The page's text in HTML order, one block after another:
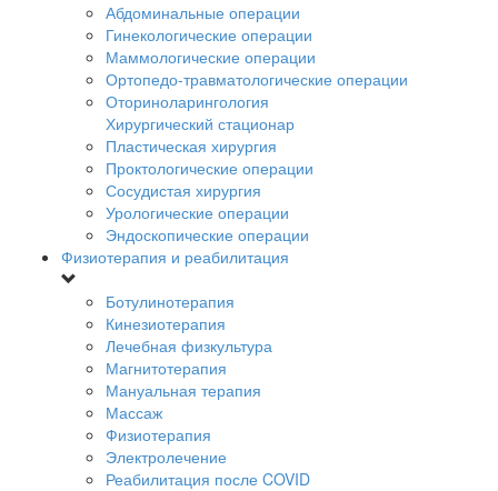
Абдоминальные операции
Гинекологические операции
Маммологические операции
Ортопедо-травматологические операции
Оториноларингология
Хирургический стационар
Пластическая хирургия
Проктологические операции
Сосудистая хирургия
Урологические операции
Эндоскопические операции
Физиотерапия и реабилитация
Ботулинотерапия
Кинезиотерапия
Лечебная физкультура
Магнитотерапия
Мануальная терапия
Массаж
Физиотерапия
Электролечение
Реабилитация после COVID